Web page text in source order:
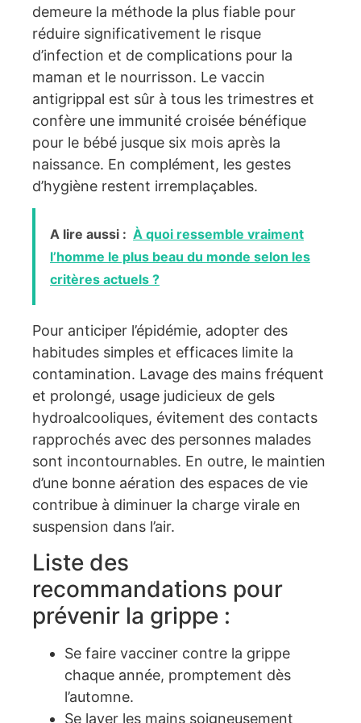
demeure la méthode la plus fiable pour
réduire significativement le risque
d’infection et de complications pour la
maman et le nourrisson. Le vaccin
antigrippal est sûr à tous les trimestres et
confère une immunité croisée bénéfique
pour le bébé jusque six mois après la
naissance. En complément, les gestes
d’hygiène restent irremplaçables.
A lire aussi : À quoi ressemble vraiment
l’homme le plus beau du monde selon les
critères actuels ?
Pour anticiper l’épidémie, adopter des
habitudes simples et efficaces limite la
contamination. Lavage des mains fréquent
et prolongé, usage judicieux de gels
hydroalcooliques, évitement des contacts
rapprochés avec des personnes malades
sont incontournables. En outre, le maintien
d’une bonne aération des espaces de vie
contribue à diminuer la charge virale en
suspension dans l’air.
Liste des
recommandations pour
prévenir la grippe :
Se faire vacciner contre la grippe
chaque année, promptement dès
l’automne.
Se laver les mains soigneusement